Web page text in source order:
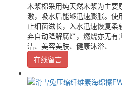
木浆棉采用纯天然木浆为主
激，吸水后能够迅速膨胀。
止细菌滋长，入水迅速恢复
弃自动降解腐烂，燃烧亦无
洁、美容美肤、健康沐浴、
在线留言